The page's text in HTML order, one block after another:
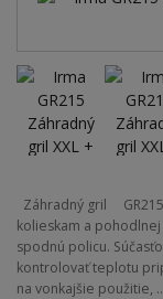
Záhradný gril
kolieskam a
spodnú policu.
kontrolovať teplotu
na vonkajšie použitie,